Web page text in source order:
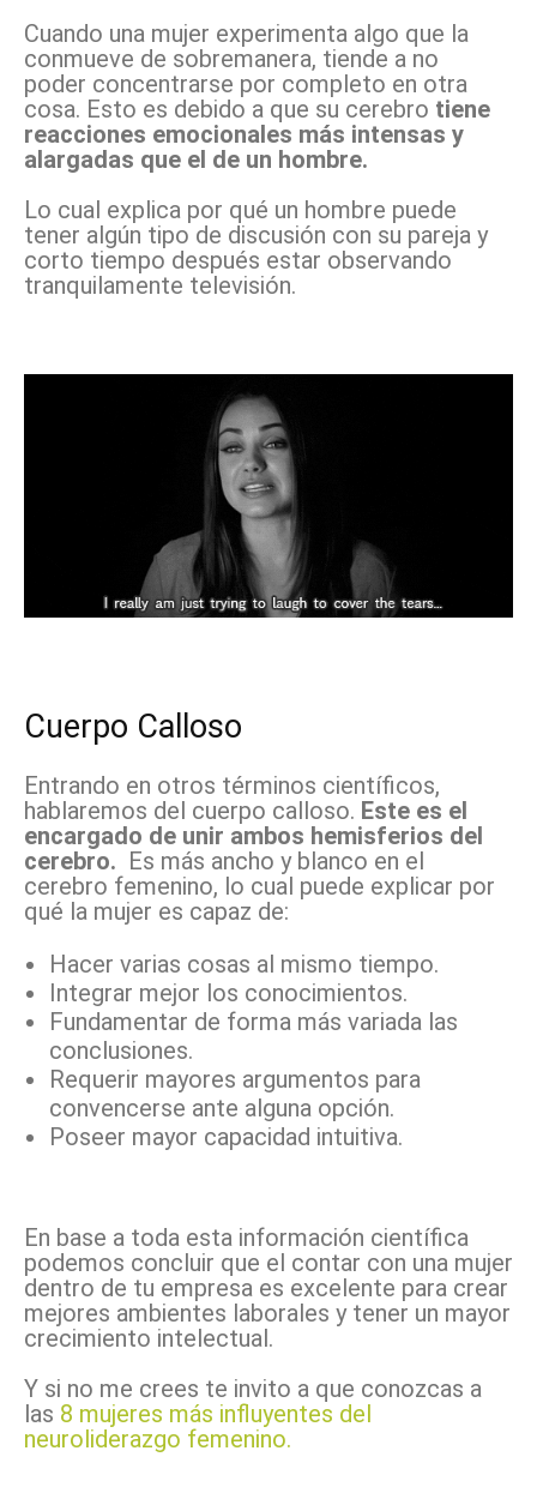
Cuando una mujer experimenta algo que la
conmueve de sobremanera, tiende a no
poder concentrarse por completo en otra
cosa. Esto es debido a que su cerebro tiene
reacciones emocionales más intensas y
alargadas que el de un hombre.
Lo cual explica por qué un hombre puede
tener algún tipo de discusión con su pareja y
corto tiempo después estar observando
tranquilamente televisión.
Cuerpo Calloso
Entrando en otros términos científicos,
hablaremos del cuerpo calloso. Este es el
encargado de unir ambos hemisferios del
cerebro. Es más ancho y blanco en el
cerebro femenino, lo cual puede explicar por
qué la mujer es capaz de:
Hacer varias cosas al mismo tiempo.
Integrar mejor los conocimientos.
Fundamentar de forma más variada las
conclusiones.
Requerir mayores argumentos para
convencerse ante alguna opción.
Poseer mayor capacidad intuitiva.
En base a toda esta información científica
podemos concluir que el contar con una mujer
dentro de tu empresa es excelente para crear
mejores ambientes laborales y tener un mayor
crecimiento intelectual.
Y si no me crees te invito a que conozcas a
las 8 mujeres más influyentes del
neuroliderazgo femenino.